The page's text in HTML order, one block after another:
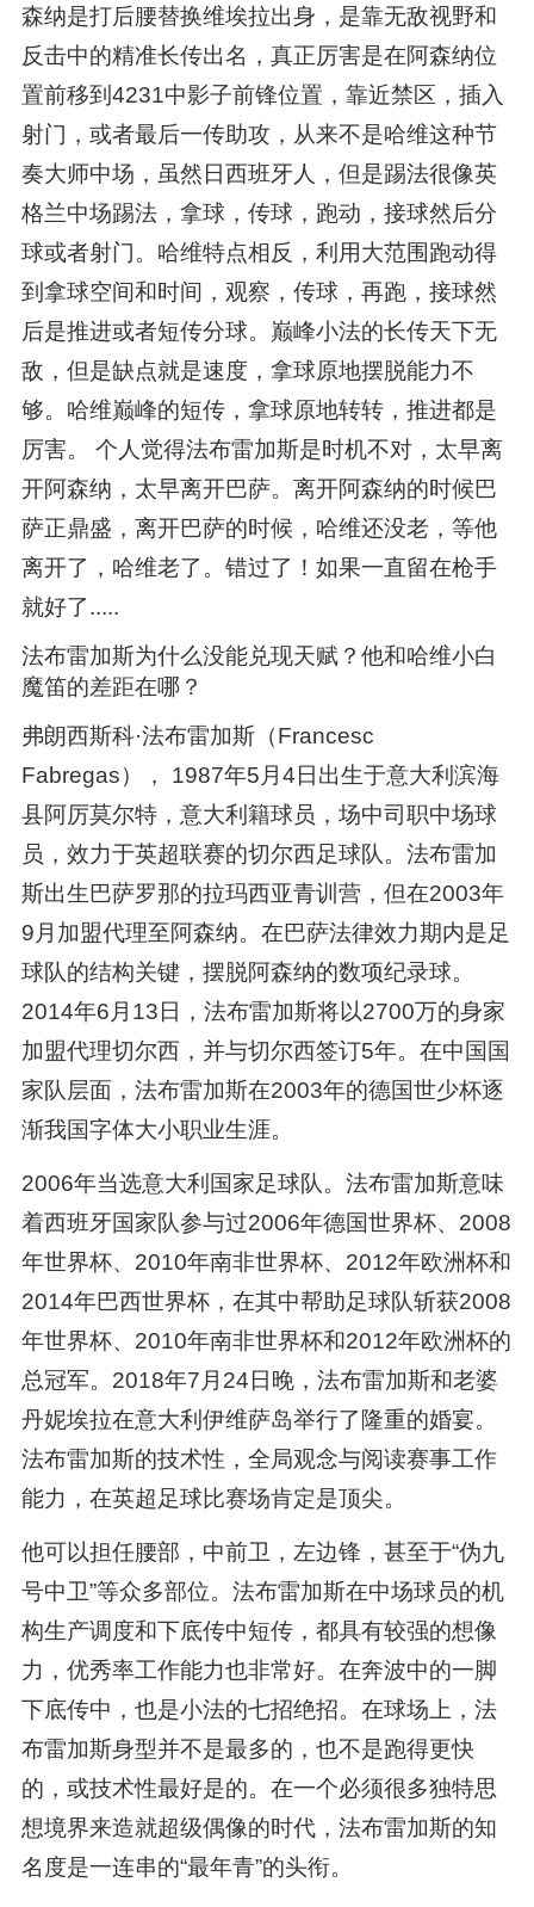
森纳是打后腰替换维埃拉出身，是靠无敌视野和
反击中的精准长传出名，真正厉害是在阿森纳位
置前移到4231中影子前锋位置，靠近禁区，插入
射门，或者最后一传助攻，从来不是哈维这种节
奏大师中场，虽然日西班牙人，但是踢法很像英
格兰中场踢法，拿球，传球，跑动，接球然后分
球或者射门。哈维特点相反，利用大范围跑动得
到拿球空间和时间，观察，传球，再跑，接球然
后是推进或者短传分球。巅峰小法的长传天下无
敌，但是缺点就是速度，拿球原地摆脱能力不
够。哈维巅峰的短传，拿球原地转转，推进都是
厉害。 个人觉得法布雷加斯是时机不对，太早离
开阿森纳，太早离开巴萨。离开阿森纳的时候巴
萨正鼎盛，离开巴萨的时候，哈维还没老，等他
离开了，哈维老了。错过了！如果一直留在枪手
就好了.....
法布雷加斯为什么没能兑现天赋？他和哈维小白
魔笛的差距在哪？
弗朗西斯科·法布雷加斯（Francesc
Fabregas）， 1987年5月4日出生于意大利滨海
县阿厉莫尔特，意大利籍球员，场中司职中场球
员，效力于英超联赛的切尔西足球队。法布雷加
斯出生巴萨罗那的拉玛西亚青训营，但在2003年
9月加盟代理至阿森纳。在巴萨法律效力期内是足
球队的结构关键，摆脱阿森纳的数项纪录球。
2014年6月13日，法布雷加斯将以2700万的身家
加盟代理切尔西，并与切尔西签订5年。在中国国
家队层面，法布雷加斯在2003年的德国世少杯逐
渐我国字体大小职业生涯。
2006年当选意大利国家足球队。法布雷加斯意味
着西班牙国家队参与过2006年德国世界杯、2008
年世界杯、2010年南非世界杯、2012年欧洲杯和
2014年巴西世界杯，在其中帮助足球队斩获2008
年世界杯、2010年南非世界杯和2012年欧洲杯的
总冠军。2018年7月24日晚，法布雷加斯和老婆
丹妮埃拉在意大利伊维萨岛举行了隆重的婚宴。
法布雷加斯的技术性，全局观念与阅读赛事工作
能力，在英超足球比赛场肯定是顶尖。
他可以担任腰部，中前卫，左边锋，甚至于“伪九
号中卫”等众多部位。法布雷加斯在中场球员的机
构生产调度和下底传中短传，都具有较强的想像
力，优秀率工作能力也非常好。在奔波中的一脚
下底传中，也是小法的七招绝招。在球场上，法
布雷加斯身型并不是最多的，也不是跑得更快
的，或技术性最好是的。在一个必须很多独特思
想境界来造就超级偶像的时代，法布雷加斯的知
名度是一连串的“最年青”的头衔。